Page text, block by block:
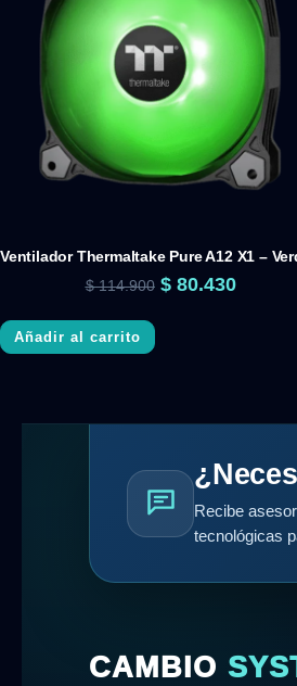
Ventilador Thermaltake Pure A12 X1 –
$114.900 $80.430
Añadir al carrito
Recibe
tecnológicas
CAMBIO